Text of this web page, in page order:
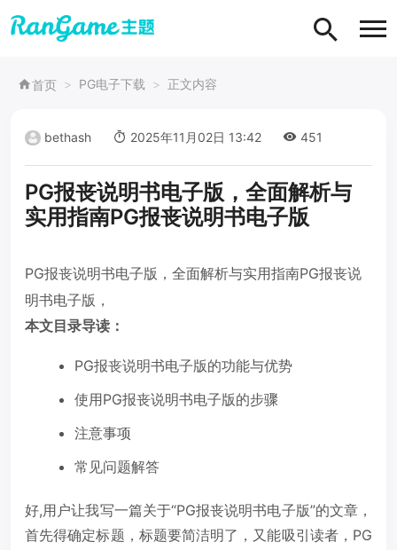
首页 PG电子下载 正文内容
bethash 2025年11月02日 13:42 451
PG报丧说明书电子版，全面解析与
实用指南PG报丧说明书电子版
PG报丧说明书电子版，全面解析与实用指南PG报丧说
明书电子版，
本文目录导读：
PG报丧说明书电子版的功能与优势
使用PG报丧说明书电子版的步骤
注意事项
常见问题解答
好,用户让我写一篇关于“PG报丧说明书电子版”的文章，
首先得确定标题，标题要简洁明了，又能吸引读者，PG